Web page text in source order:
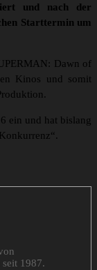
und nach der
Starttermin um
Dawn of
Kinos und somit
ein und hat bislang
seit 1987.